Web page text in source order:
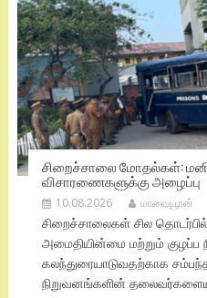
சிறைச்சாலை மோதல்கள்:
விசாரணைகளுக்கு அழைப்பு
10.08.2026 மாவையூரன்
சிறைச்சாலைகள் சில தொடர்பில்
அமைதியின்மை மற்றும்
கலந்துரையாடுவதற்காக
நிறுவனங்களின்